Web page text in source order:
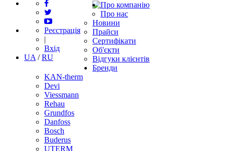
Реєстрація
|
Вхід
UA /RU
Про компанію
Про нас
Новини
Прайси
Сертифікати
Об'єкти
Відгуки клієнтів
Бренди
KAN-therm
Devi
Viessmann
Rehau
Grundfos
Danfoss
Bosch
Buderus
UTERM